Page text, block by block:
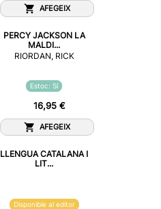
AFEGEIX
PERCY JACKSON LA
MALDI...
RIORDAN, RICK
Estoc: Sí
16,95 €
AFEGEIX
LLENGUA CATALANA I
LIT...
Disponible al editor